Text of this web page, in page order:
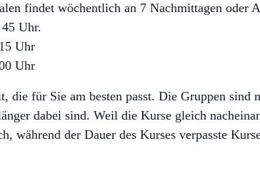
findet wöchentlich an 7 Nachmittagen oder
Uhr.
Uhr
Uhr
die für Sie am besten passt. Die Gruppen sind
dabei sind. Weil die Kurse gleich
während der Dauer des Kurses verpasste